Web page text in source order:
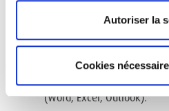
Autoriser la
Cookies
boord kan leggen,
Je communiceert vlot,
geschreven,
Je beheerst de courante
(Word, Excel, Outlook).